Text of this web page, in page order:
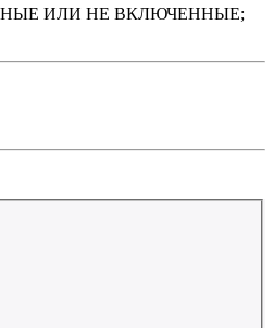
ИЛИ НЕ ВКЛЮЧЕННЫЕ;